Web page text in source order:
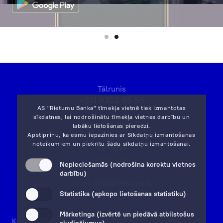
AS "Rietumu Banka" tīmekļa vietnē tiek izmantotas
sīkdatnes, lai nodrošinātu tīmekļa vietnes darbību un
labāku lietošanas pieredzi.
Apstiprinu, ka esmu iepazinies ar Sīkdatņu izmantošanas
noteikumiem un piekrītu šādu sīkdatņu izmantošanai.
Nepieciešamās (nodrošina korektu vietnes
darbību)
Statistika (apkopo lietošanas statistiku)
Mārketinga (izvērtē un piedāvā atbilstošus
Tālrunis
Vesetas iela 7,
Rīga,
LV-1013
Konfidencialitāte Rekvizīti Noguldījumu garantijas